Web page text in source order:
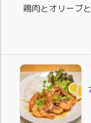
鶏肉とオリーブ